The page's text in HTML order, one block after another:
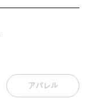
アパレル